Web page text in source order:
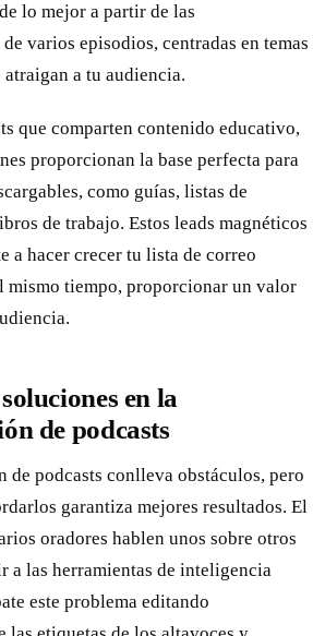
lo mejor a partir de las
varios episodios, centradas en temas
a tu audiencia.
que comparten contenido educativo,
proporcionan la base perfecta para
como guías, listas de
de trabajo. Estos leads magnéticos
a hacer crecer tu lista de correo
mismo tiempo, proporcionar un valor
en la
de podcasts
de podcasts conlleva obstáculos, pero
garantiza mejores resultados. El
oradores hablen unos sobre otros
a las herramientas de inteligencia
este problema editando